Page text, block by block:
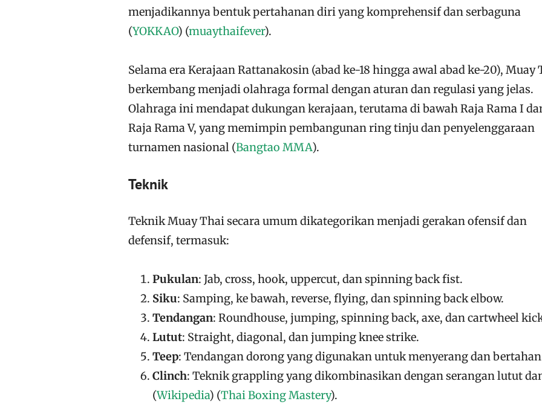
menjadikannya bentuk pertahanan diri yang komprehensif dan serbaguna​
(YOKKAO) (muaythaifever)​.
Selama era Kerajaan Rattanakosin (abad ke-18 hingga awal abad ke-20), Muay
berkembang menjadi olahraga formal dengan aturan dan regulasi yang jelas.
Olahraga ini mendapat dukungan kerajaan, terutama di bawah Raja Rama I
Raja Rama V, yang memimpin pembangunan ring tinju dan penyelenggaraan
turnamen nasional​ (Bangtao MMA)​.
Teknik
Teknik Muay Thai secara umum dikategorikan menjadi gerakan ofensif dan
defensif, termasuk:
Pukulan: Jab, cross, hook, uppercut, dan spinning back fist.
Siku: Samping, ke bawah, reverse, flying, dan spinning back elbow.
Tendangan: Roundhouse, jumping, spinning back, axe, dan cartwheel
Lutut: Straight, diagonal, dan jumping knee strike.
Teep: Tendangan dorong yang digunakan untuk menyerang dan
Clinch: Teknik grappling yang dikombinasikan dengan serangan lutut
(Wikipedia) (Thai Boxing Mastery)​.